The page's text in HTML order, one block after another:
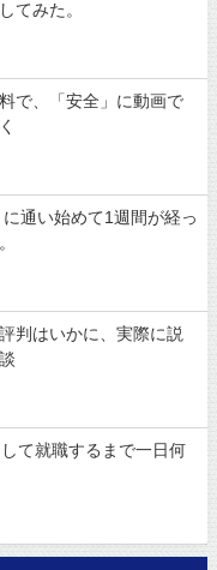
てみた。
で、「安全」に動画で
通い始めて1週間が経っ
判はいかに、実際に説
て就職するまで一日何